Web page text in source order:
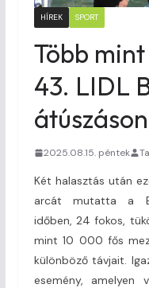
HÍREK SPORT
Több
43. LIDL
2025.08.15. péntek
Két halasztás után
arcát mutatta a
időben, 24 fokos,
mint 10 000 fős
különböző távjait.
esemény, amelyen